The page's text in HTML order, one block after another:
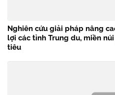
Nghiên cứu giải pháp nâng
lợi các tỉnh Trung du, miền
tiêu